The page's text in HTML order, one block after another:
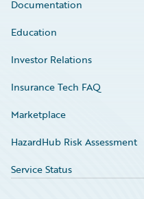
Documentation
Education
Investor Relations
Insurance Tech FAQ
Marketplace
HazardHub Risk Assessment
Service Status